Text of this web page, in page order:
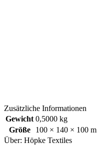
Zusätzliche Informationen
Gewicht 0,5000 kg
Größe
100 × 140 × 100 m
Über: Höpke Textiles